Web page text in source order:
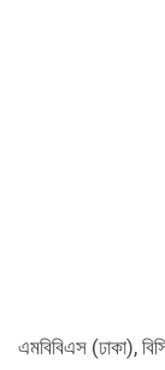
এমবিবিএস (ঢাকা),